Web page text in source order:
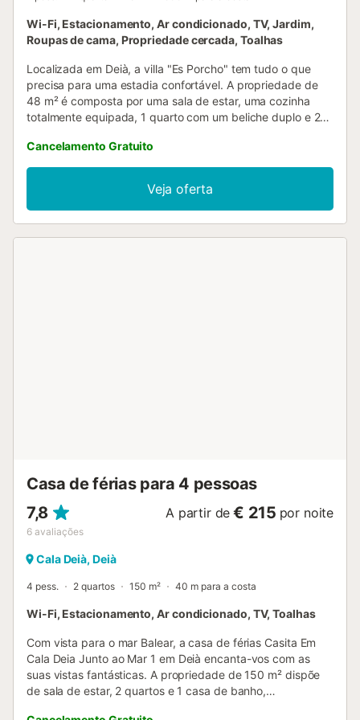
Wi-Fi, Estacionamento, Ar condicionado, TV, Jardim,
Roupas de cama, Propriedade cercada, Toalhas
Localizada em Deià, a villa "Es Porcho" tem tudo o que
precisa para uma estadia confortável. A propriedade de
48 m² é composta por uma sala de estar, uma cozinha
totalmente equipada, 1 quarto com um beliche duplo e 2
acomodar 2 adultos com 2 crianças. As comodidades no
local incluem Wi-Fi de alta velocidade (adequado para
chamadas de vídeo), uma televisão, ar condicionado, uma
máquina de lavar louça e uma máquina de lavar roupa. Um
berço e uma cadeira alta também estão disponíveis. Além
Cancelamento Gratuito
Veja oferta
Casa de férias para 4 pessoas
7,8
6 avaliações
A partir de € 215 por noite
Cala Deià, Deià
4 pess. 2 quartos 150 m² 40 m para a costa
Wi-Fi, Estacionamento, Ar condicionado, TV, Toalhas
Com vista para o mar Balear, a casa de férias Casita Em
Cala Deia Junto ao Mar 1 em Deià encanta-vos com as
suas vistas fantásticas. A propriedade de 150 m² dispõe
de sala de estar, 2 quartos e 1 casa de banho,